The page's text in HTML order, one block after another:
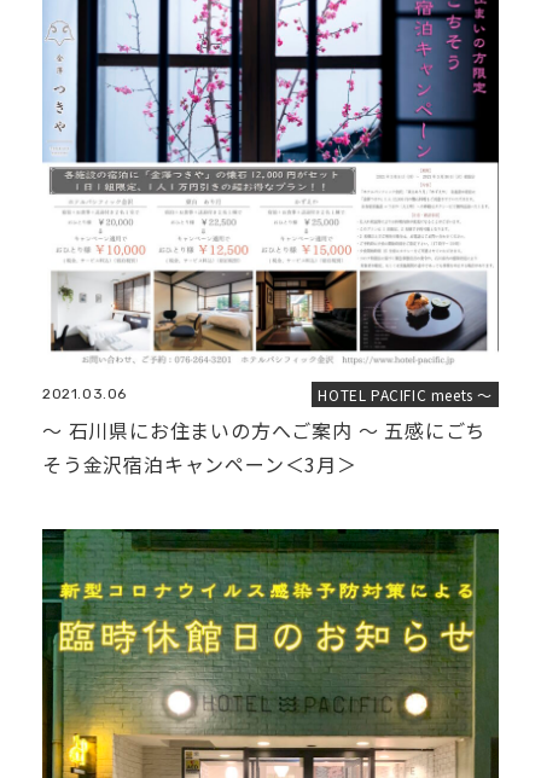
2021.03.06 HOTEL PACIFIC meets ～
〜 石川県にお住まいの方へご案内 〜 五感にごち
そう金沢宿泊キャンペーン＜3月＞